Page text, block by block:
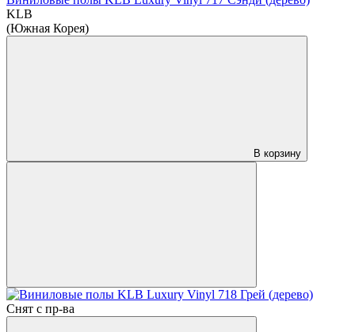
KLB
(Южная Корея)
В корзину
Снят с пр-ва